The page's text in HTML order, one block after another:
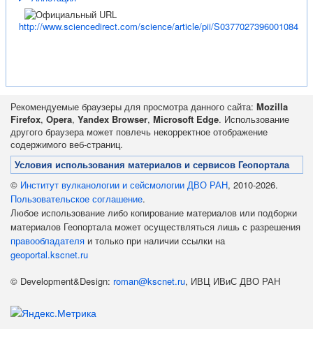
http://www.sciencedirect.com/science/article/pii/S0377027396001084
Рекомендуемые браузеры для просмотра данного сайта: Mozilla
Firefox, Opera, Yandex Browser, Microsoft Edge. Использование
другого браузера может повлечь некорректное отображение
содержимого веб-страниц.
Условия использования материалов и сервисов Геопортала
© Институт вулканологии и сейсмологии ДВО РАН, 2010-2026.
Пользовательское соглашение.
Любое использование либо копирование материалов или подборки
материалов Геопортала может осуществляться лишь с разрешения
правообладателя и только при наличии ссылки на
geoportal.kscnet.ru
© Development&Design: roman@kscnet.ru, ИВЦ ИВиС ДВО РАН